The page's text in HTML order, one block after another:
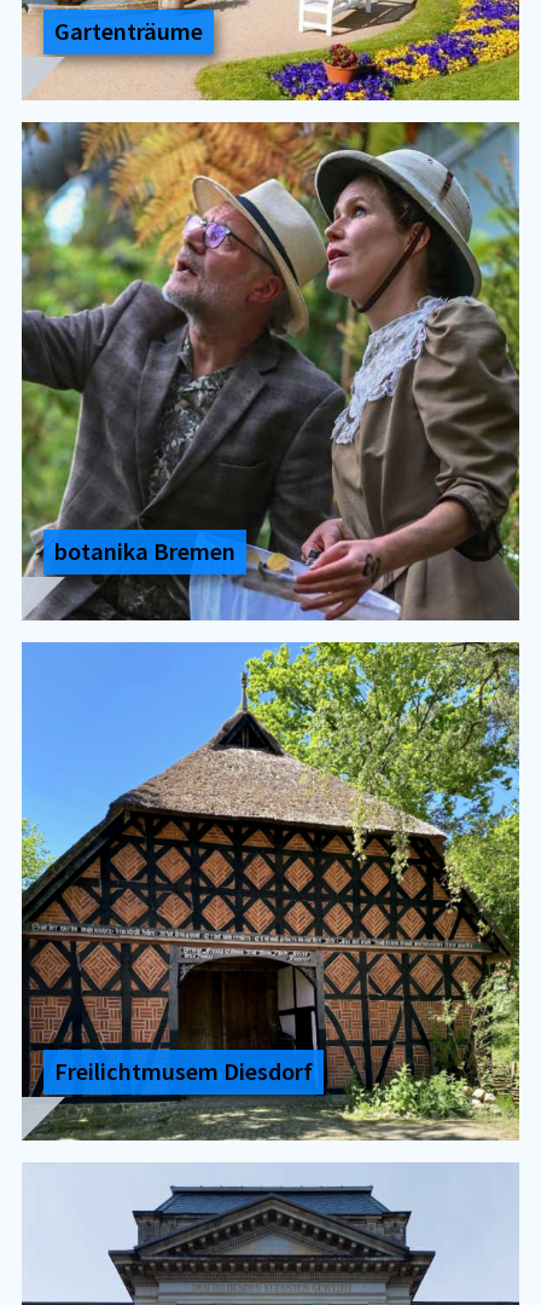
Gar­ten­träu­me
bo­ta­ni­ka Bre­men
Frei­licht­mu­sem Dies­dorf